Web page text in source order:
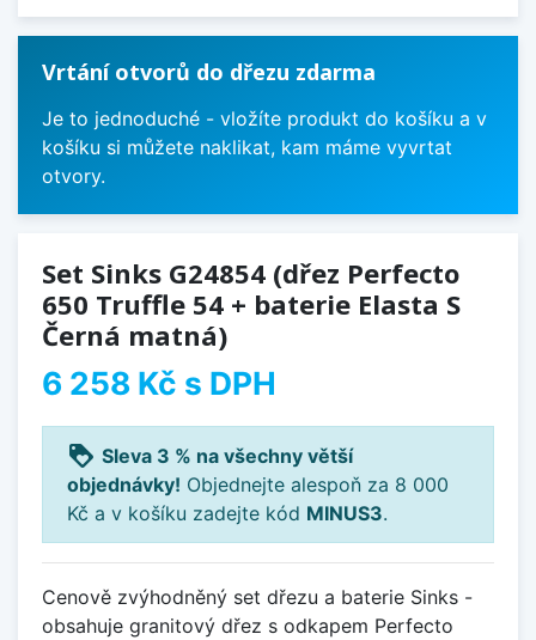
Vrtání otvorů do dřezu zdarma
Je to jednoduché - vložíte produkt do košíku a v
košíku si můžete naklikat, kam máme vyvrtat
otvory.
Set Sinks G24854 (dřez Perfecto
650 Truffle 54 + baterie Elasta S
Černá matná)
6 258 Kč s DPH
loyalty Sleva 3 % na všechny větší
objednávky! Objednejte alespoň za 8 000
Kč a v košíku zadejte kód MINUS3.
Cenově zvýhodněný set dřezu a baterie Sinks -
obsahuje granitový dřez s odkapem Perfecto